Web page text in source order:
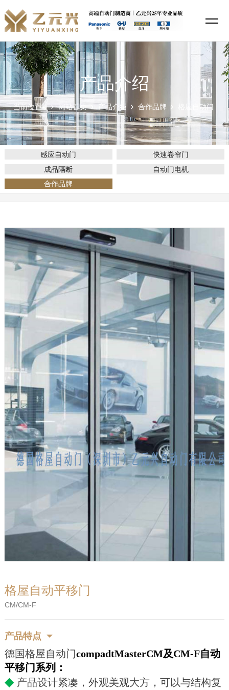
产品介绍
当前位置： 网站首页 产品介绍 合作品牌 格屋自动门
感应自动门
快速卷帘门
成品隔断
自动门电机
合作品牌
格屋自动平移门
CM/CM-F
产品特点
德国格屋自动门compadtMasterCM及CM-F自动
平移门系列：
◆ 产品设计紧凑，外观美观大方，可以与结构复